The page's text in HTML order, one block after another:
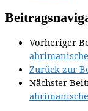
Vorheriger
Zurück zur
Nächster